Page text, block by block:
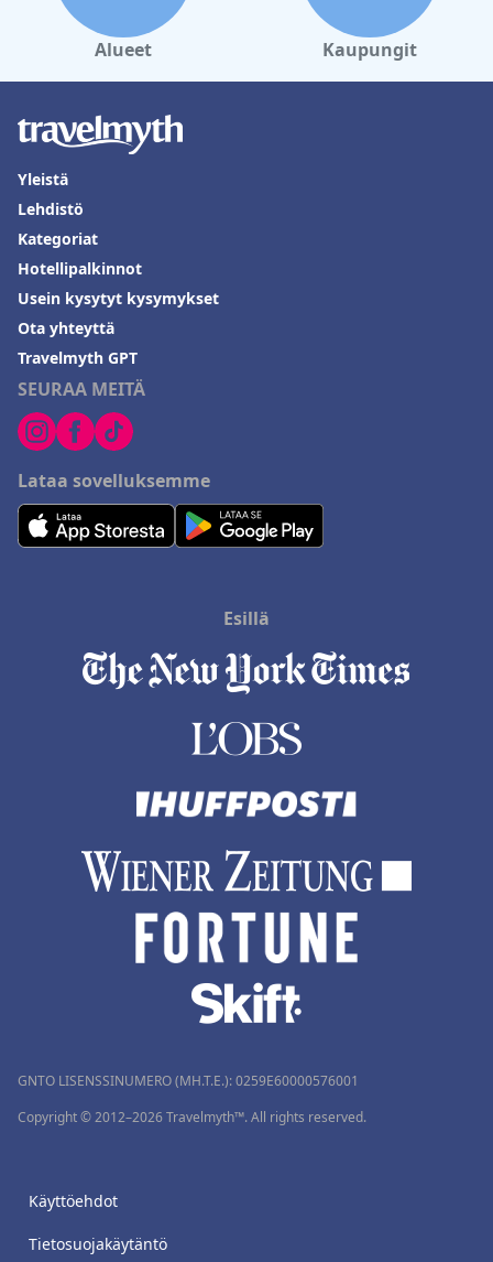
Alueet Kaupungit
SEURAA MEITÄ
Lataa sovelluksemme
Yleistä
Lehdistö
Kategoriat
Hotellipalkinnot
Usein kysytyt kysymykset
Ota yhteyttä
Travelmyth GPT
Esillä
GNTO LISENSSINUMERO (MH.T.E.): 0259Ε60000576001
Copyright © 2012–2026 Travelmyth™. All rights reserved.
Käyttöehdot
Tietosuojakäytäntö